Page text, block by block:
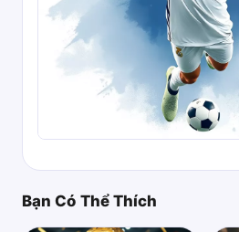
Bạn Có Thể Thích